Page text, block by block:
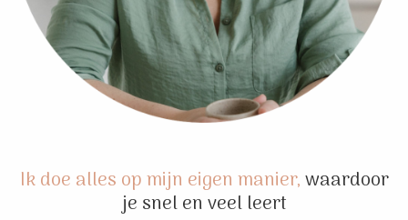
Ik doe alles op mijn eigen manier,waardoor
je snel en veel leert